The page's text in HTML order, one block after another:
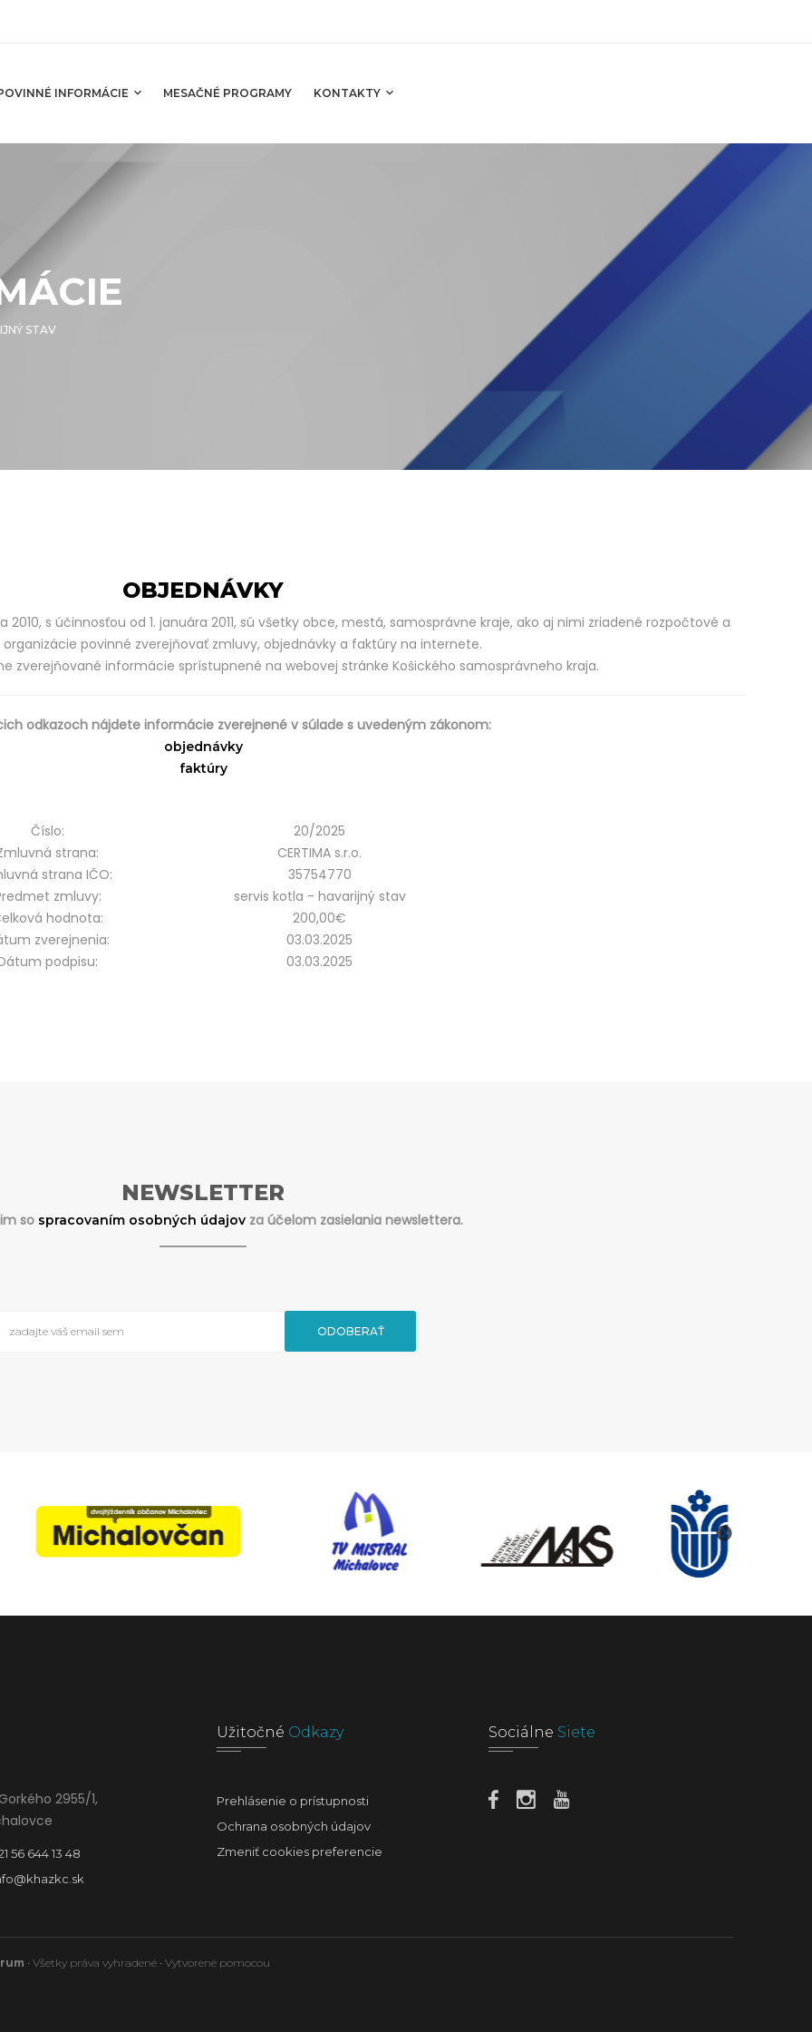
INFORMÁCIE MESAČNÉ PROGRAMY KONTAKTY
STAV
OBJEDNÁVKY
2010, s účinnosťou od 1. januára 2011, sú všetky obce, mestá, samosprávne kraje, ako aj nimi zriadené rozpočtové a
povinné zverejňovať zmluvy, objednávky a faktúry na internete.
zverejňované informácie sprístupnené na webovej stránke Košického samosprávneho kraja.
odkazoch nájdete informácie zverejnené v súlade s uvedeným zákonom:
objednávky
faktúry
Číslo:
20/2025
strana:
CERTIMA s.r.o.
strana IČO:
35754770
zmluvy:
servis kotla - havarijný stav
hodnota:
200,00€
zverejnenia:
03.03.2025
podpisu:
03.03.2025
NEWSLETTER
so spracovaním osobných údajov za účelom zasielania newslettera.
ODOBERAŤ
2955/1,
56 644 13 48
Užitočné Odkazy
Prehlásenie o prístupnosti
Ochrana osobných údajov
Zmeniť cookies preferencie
Sociálne Siete
• Všetky práva vyhradené • Vytvorené pomocou